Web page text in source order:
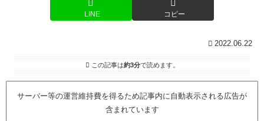
LINE コピー
2022.06.22
この記事は約3分で読めます。
サーバー等の運営維持費を得るため記事内に自動表示される広告が
含まれています